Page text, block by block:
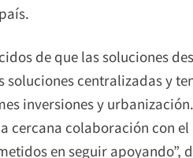
de que las soluciones
soluciones centralizadas y
inversiones y
cercana colaboración con
en seguir apoyando”,